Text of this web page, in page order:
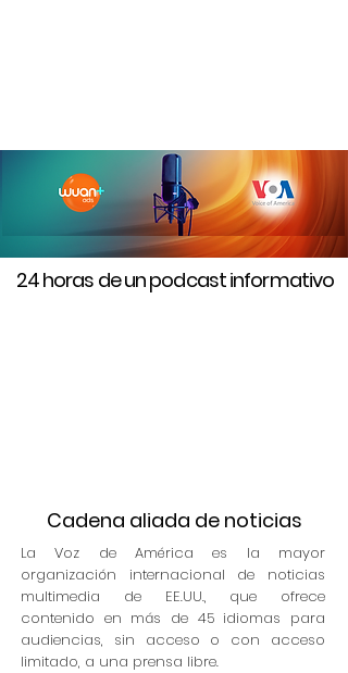
24 horas de un podcast informativo
Cadena aliada de noticias
La Voz de América es la mayor
organización internacional de noticias
multimedia de EE.UU., que ofrece
contenido en más de 45 idiomas para
audiencias, sin acceso o con acceso
limitado, a una prensa libre.